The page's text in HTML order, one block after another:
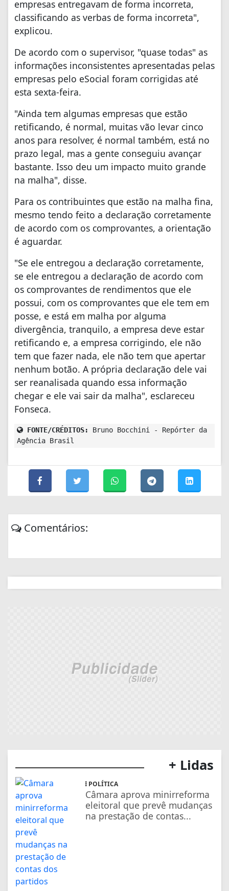
empresas entregavam de forma incorreta,
classificando as verbas de forma incorreta",
explicou.
De acordo com o supervisor, "quase todas" as
informações inconsistentes apresentadas pelas
empresas pelo eSocial foram corrigidas até
esta sexta-feira.
"Ainda tem algumas empresas que estão
retificando, é normal, muitas vão levar cinco
anos para resolver, é normal também, está no
prazo legal, mas a gente conseguiu avançar
bastante. Isso deu um impacto muito grande
na malha", disse.
Para os contribuintes que estão na malha fina,
mesmo tendo feito a declaração corretamente
de acordo com os comprovantes, a orientação
é aguardar.
"Se ele entregou a declaração corretamente,
se ele entregou a declaração de acordo com
os comprovantes de rendimentos que ele
possui, com os comprovantes que ele tem em
posse, e está em malha por alguma
divergência, tranquilo, a empresa deve estar
retificando e, a empresa corrigindo, ele não
tem que fazer nada, ele não tem que apertar
nenhum botão. A própria declaração dele vai
ser reanalisada quando essa informação
chegar e ele vai sair da malha", esclareceu
Fonseca.
FONTE/CRÉDITOS:
Bruno Bocchini - Repórter da
Agência Brasil
Comentários:
+ Lidas
POLÍTICA
Câmara aprova minirreforma
eleitoral que prevê mudanças
na prestação de contas...